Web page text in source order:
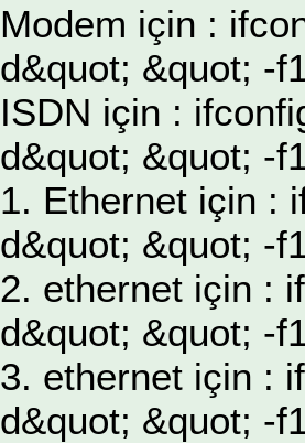
Modem için :
d&quot; &quot; -
ISDN için :
d&quot; &quot; -
1. Ethernet için :
d&quot; &quot; -
2. ethernet için :
d&quot; &quot; -
3. ethernet için :
d&quot; &quot; -